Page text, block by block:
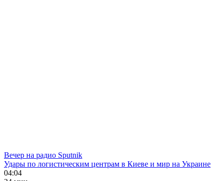
Вечер на радио Sputnik
Удары по логистическим центрам в Киеве и мир на Украине
04:04